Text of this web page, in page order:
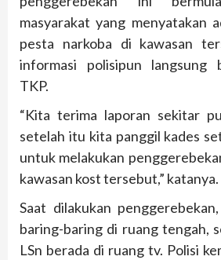
masyarakat yang menyatakan
pesta narkoba di kawasan
informasi polisipun langsung
TKP.
“Kita terima laporan sekitar
setelah itu kita panggil kades
untuk melakukan
kawasan kost tersebut,” katanya.
Saat dilakukan
baring-baring di ruang tengah,
LSn berada di ruang tv. Polisi